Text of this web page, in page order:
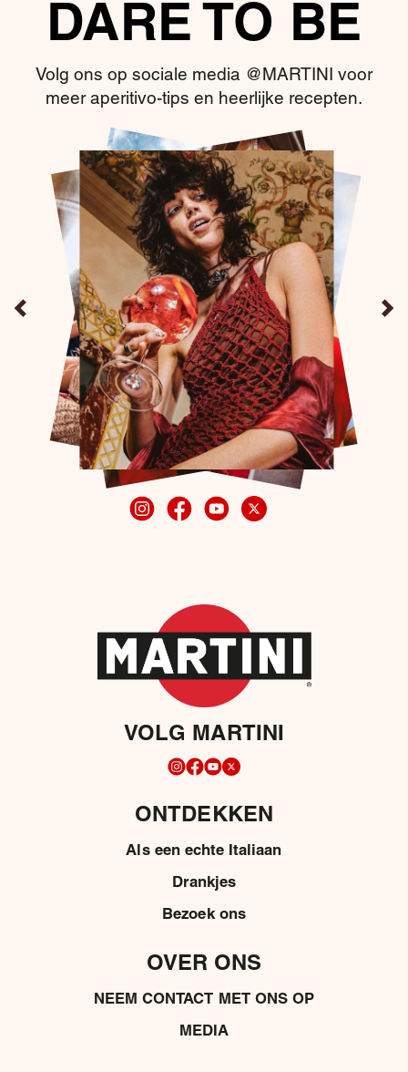
DARE TO BE
Volg ons op sociale media @MARTINI voor
meer aperitivo-tips en heerlijke recepten.
VOLG MARTINI
ONTDEKKEN
Als een echte Italiaan
Drankjes
Bezoek ons
OVER ONS
NEEM CONTACT MET ONS OP
MEDIA